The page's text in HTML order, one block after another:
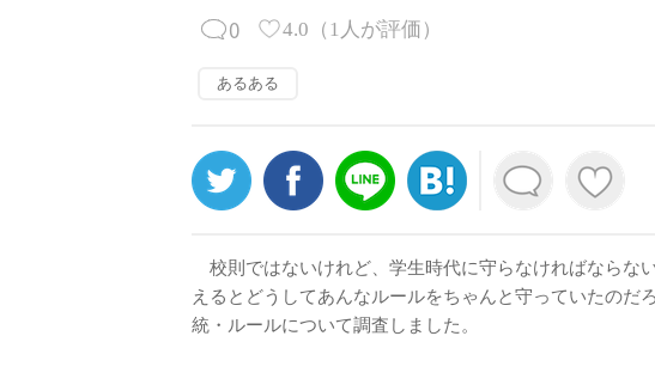
0 4.0 （ 1 人が評価）
あるある
校則ではないけれど、学生時代に守らなければならな
えるとどうしてあんなルールをちゃんと守っていたの
統・ルールについて調査しました。